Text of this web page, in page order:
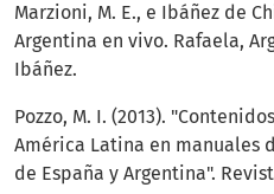
Marzioni, M. E., e Ibáñez de
Argentina en vivo. Rafaela,
Ibáñez.
Pozzo, M. I. (2013).
América Latina en manuales
de España y Argentina".